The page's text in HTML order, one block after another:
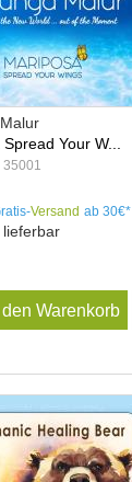
Your W...
35001
Versand ab 30€*
den Warenkorb